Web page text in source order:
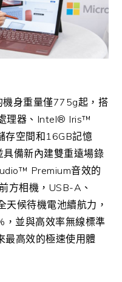
身重量僅775g起，搭
理器、Intel® Iris™
存空間和16GB記憶
備新內建雙重遠場錄
Premium音效的
方相機，USB-A、
候待機電池續航力，
，並與高效率無線標準
高效的極速使用體